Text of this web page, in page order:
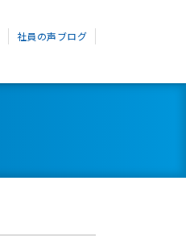
社員の声ブログ